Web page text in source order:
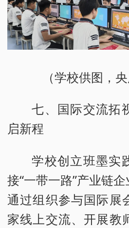
（学校供图，
七、国际交流拓
启新程
学校创立班墨实
接“一带一路”产业链企
通过组织参与国际展
家线上交流、开展教